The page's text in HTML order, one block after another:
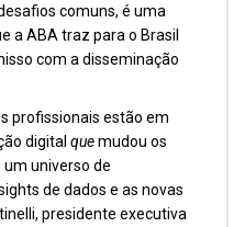
comuns, é uma
a ABA traz para o Brasil
com a disseminação
profissionais estão em
digital quemudou os
universo de
de dados e as novas
presidente executiva